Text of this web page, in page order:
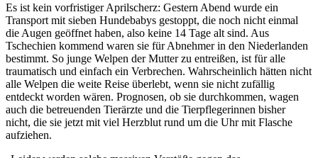
Es ist kein vorfristiger Aprilscherz: Gestern Abend wurde ein
Transport mit sieben Hundebabys gestoppt, die noch nicht einmal
die Augen geöffnet haben, also keine 14 Tage alt sind. Aus
Tschechien kommend waren sie für Abnehmer in den Niederlanden
bestimmt. So junge Welpen der Mutter zu entreißen, ist für alle
traumatisch und einfach ein Verbrechen. Wahrscheinlich hätten nicht
alle Welpen die weite Reise überlebt, wenn sie nicht zufällig
entdeckt worden wären. Prognosen, ob sie durchkommen, wagen
auch die betreuenden Tierärzte und die Tierpflegerinnen bisher
nicht, die sie jetzt mit viel Herzblut rund um die Uhr mit Flasche
aufziehen.